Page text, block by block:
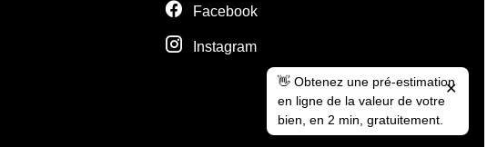
Facebook
Instagram
👋 Obtenez une pré-estimation
en ligne de la valeur de votre
bien, en 2 min, gratuitement.
✕